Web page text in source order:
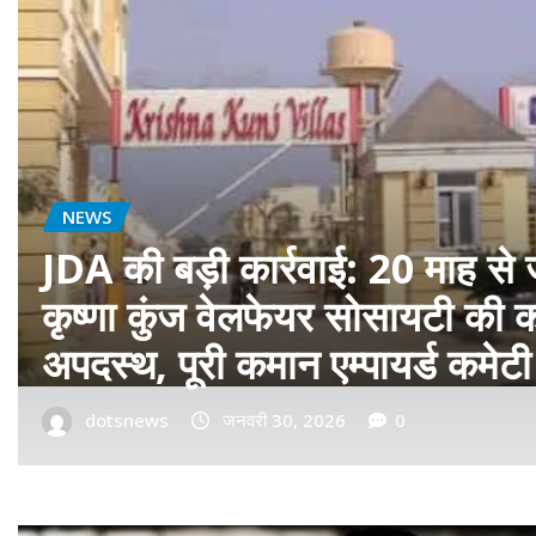
बॉलीवुड
फ़िल्म ‘सागवान’ का प्रीमियर
रीयल सिंघम ने बॉलीवुड में मारी
dotsnews जनवरी 14, 2026 0